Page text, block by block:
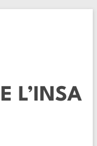
L’INSA